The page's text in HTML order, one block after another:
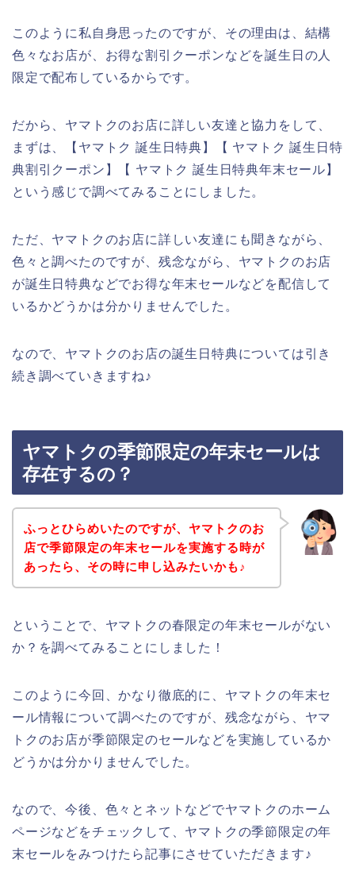
このように私自身思ったのですが、その理由は、結構
色々なお店が、お得な割引クーポンなどを誕生日の人
限定で配布しているからです。
だから、ヤマトクのお店に詳しい友達と協力をして、
まずは、【ヤマトク 誕生日特典】【 ヤマトク 誕生日特
典割引クーポン】【 ヤマトク 誕生日特典年末セール】
という感じで調べてみることにしました。
ただ、ヤマトクのお店に詳しい友達にも聞きながら、
色々と調べたのですが、残念ながら、ヤマトクのお店
が誕生日特典などでお得な年末セールなどを配信して
いるかどうかは分かりませんでした。
なので、ヤマトクのお店の誕生日特典については引き
続き調べていきますね♪
ヤマトクの季節限定の年末セールは
存在するの？
ふっとひらめいたのですが、ヤマトクのお
店で季節限定の年末セールを実施する時が
あったら、その時に申し込みたいかも♪
ということで、ヤマトクの春限定の年末セールがない
か？を調べてみることにしました！
このように今回、かなり徹底的に、ヤマトクの年末セ
ール情報について調べたのですが、残念ながら、ヤマ
トクのお店が季節限定のセールなどを実施しているか
どうかは分かりませんでした。
なので、今後、色々とネットなどでヤマトクのホーム
ページなどをチェックして、ヤマトクの季節限定の年
末セールをみつけたら記事にさせていただきます♪